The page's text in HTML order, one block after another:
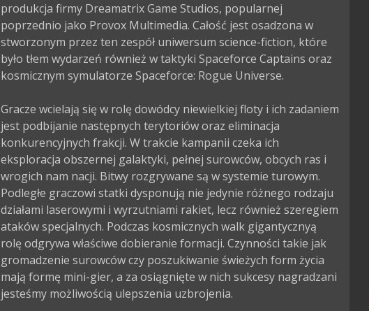
produkcja firmy Dreamatrix Game Studios, popularnej
poprzednio jako Provox Multimedia. Całość jest osadzona w
stworzonym przez ten zespół uniwersum science-fiction, które
było tłem wydarzeń również w taktyki Spaceforce Captains oraz
kosmicznym symulatorze Spaceforce: Rogue Universe.
Gracze wcielają się w rolę dowódcy niewielkiej floty i ich zadaniem
jest podbijanie następnych terytoriów oraz eliminacja
konkurencyjnych frakcji. W trakcie kampanii czeka ich
eksploracja obszernej galaktyki, pełnej surowców, obcych ras i
wrogich nam nacji. Bitwy rozgrywane są w systemie turowym.
Podległe graczowi statki dysponują nie jedynie różnego rodzaju
działami laserowymi i wyrzutniami rakiet, lecz również szeregiem
ataków specjalnych. Podczas kosmicznych walk gigantycznyą
rolę odgrywa właściwe dobieranie formacji. Czynności takie jak
gromadzenie surowców czy poszukiwanie świeżych form życia
mają formę mini-gier, a za osiągnięte w nich sukcesy nagradzani
jesteśmy możliwością ulepszenia uzbrojenia.